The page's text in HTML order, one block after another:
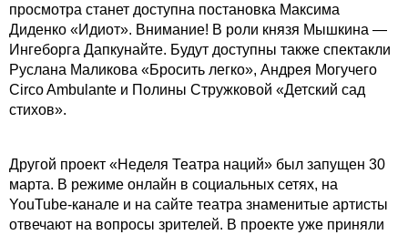
просмотра станет доступна постановка Максима
Диденко «Идиот». Внимание! В роли князя Мышкина —
Ингеборга Дапкунайте. Будут доступны также спектакли
Руслана Маликова «Бросить легко», Андрея Могучего
Circo Ambulante и Полины Стружковой «Детский сад
стихов».
Другой проект «Неделя Театра наций» был запущен 30
марта. В режиме онлайн в социальных сетях, на
YouTube-канале и на сайте театра знаменитые артисты
отвечают на вопросы зрителей. В проекте уже приняли